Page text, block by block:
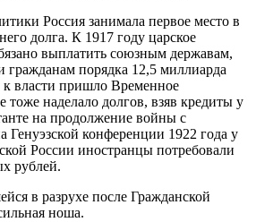
Россия занимала первое место в
долга. К 1917 году царское
выплатить союзным державам,
порядка 12,5 миллиарда
к власти пришло Временное
тоже наделало долгов, взяв кредиты у
на продолжение войны с
Генуэзской конференции 1922 года у
России иностранцы потребовали
рублей.
в разрухе после Гражданской
ноша.